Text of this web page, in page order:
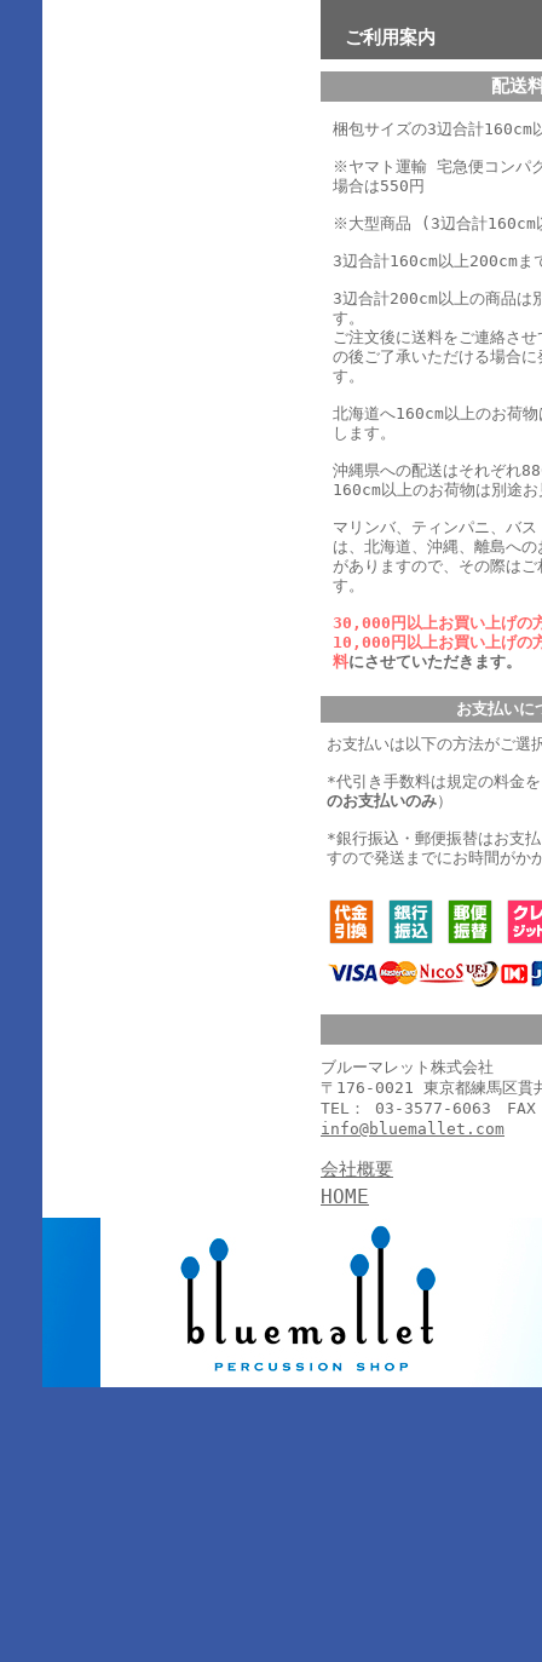
ご利用案内
配送
梱包サイズの3辺合計
※ヤマト運輸 宅急便コンパ
場合は550円
※大型商品 (3辺合計160cm
3辺合計160cm以上200cm
3辺合計200cm以上の商品は
す。
ご注文後に送料をご連絡さ
の後ご了承いただける場合
す。
北海道へ160cm以上のお荷
します。
沖縄県への配送はそれぞれ
160cm以上のお荷物は別途
マリンバ、ティンパニ、バ
は、北海道、沖縄、離島へ
がありますので、その際は
す。
30,000円以上お買い上げの
10,000円以上お買い上げの
料にさせていただきます。
お支払いに
お支払いは以下の方法がご選
*代引き手数料は規定の料金
のお支払いのみ）
*銀行振込・郵便振替はお支
すので発送までにお時間がか
ブルーマレット株式会社
〒176-0021 東京都練馬区貫
TEL： 03-3577-6063
info@bluemallet.com
会社概要
HOME